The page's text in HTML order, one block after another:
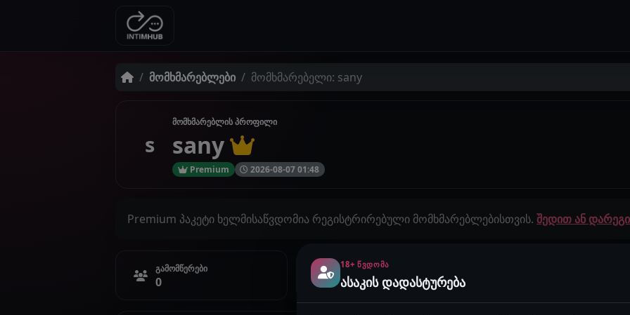
მომხმარებლები მომხმარებელი: sany
s
მომხმარებლის პროფილი
sany
Premium 2026-08-07 01:48
Premium პაკეტი ხელმისაწვდომია რეგისტრირებული მომხმარებლებისთვის. შედით ან
გამომწერები
0
გამოწერები
0
18+ ᲬᲕᲓᲝᲛᲐ
ასაკის დადასტურება